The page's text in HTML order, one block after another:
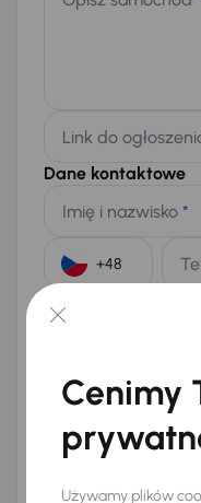
Link do
Dane kontaktowe
Imię i nazwisko *
E-mail
Na numer telefonu
ani zagwarantowaną
Dopraváků 874/15, Čimice,
Cenimy
Używamy plików